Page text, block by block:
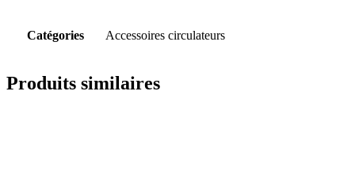
Catégories Accessoires circulateurs
Produits similaires